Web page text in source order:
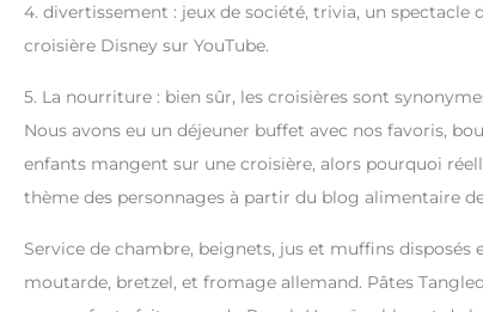
4. divertissement : jeux de société, trivia, un
croisière Disney sur YouTube.
5. La nourriture : bien sûr, les croisières sont
Nous avons eu un déjeuner buffet avec nos favoris,
enfants mangent sur une croisière, alors pourquoi
thème des personnages à partir du blog alimentaire
Service de chambre, beignets, jus et muffins disposés
moutarde, bretzel, et fromage allemand. Pâtes